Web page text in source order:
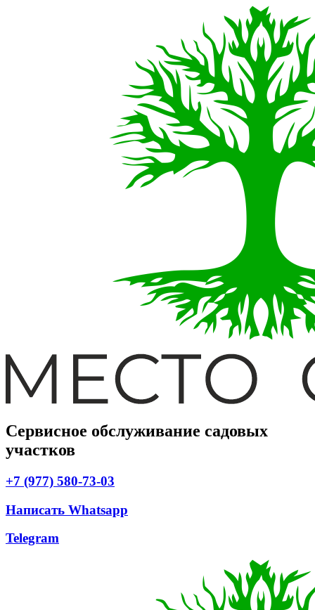
Сервисное обслуживание садовых
участков
+7 (977) 580-73-03
Написать Whatsapp
Telegram